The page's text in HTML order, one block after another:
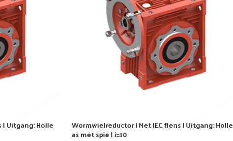
Uitgang: Holle Wormwielreductor | Met IEC flens | Uitgang: Holle
as met spie | i=10